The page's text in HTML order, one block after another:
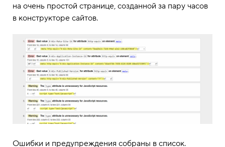
на очень простой странице, созданной за пару часов
в конструкторе сайтов.
Ошибки и предупреждения собраны в список.